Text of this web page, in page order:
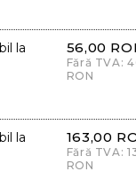
la
56,00
Fără TVA:
RON
la
163,00
Fără TVA:
RON